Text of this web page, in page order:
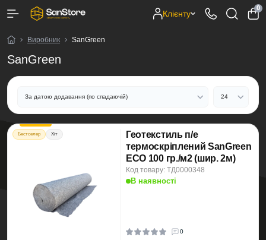
Клієнту
0
Виробник SanGreen
SanGreen
Бестселер Хіт
Геотекстиль п/е
термоскріплений SanGreen
ECO 100 гр./м2 (шир. 2м)
Код товару: ТД0000348
В наявності
0